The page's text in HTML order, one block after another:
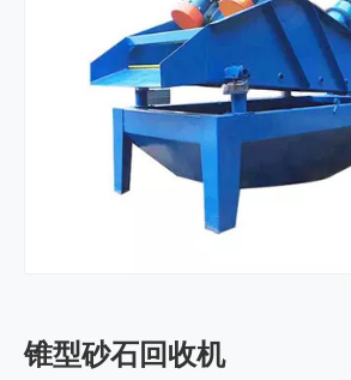
锥型砂石回收机